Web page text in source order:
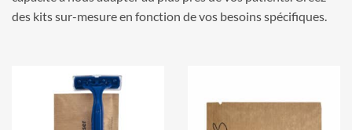
des kits sur-mesure en fonction de vos besoins spécifiques.